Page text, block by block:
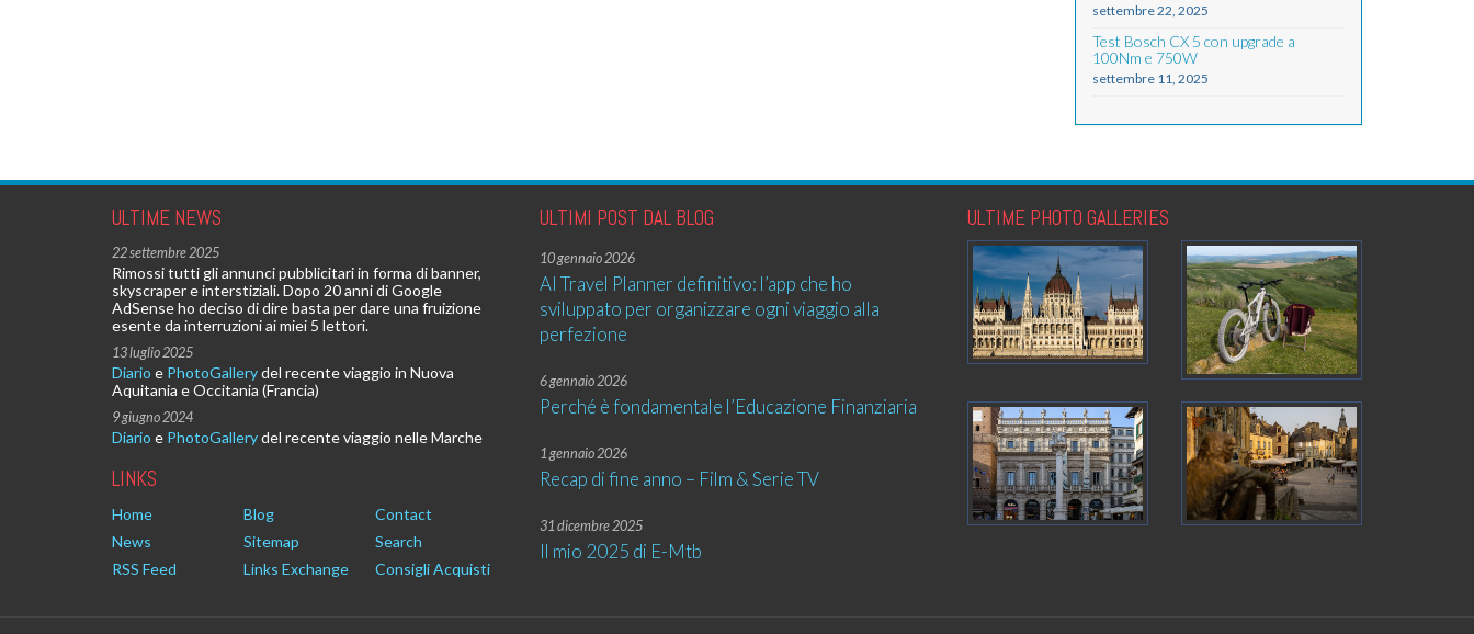
settembre 22, 2025
Test Bosch CX 5 con upgrade a
100Nm e 750W
settembre 11, 2025
ULTIME NEWS
22 settembre 2025
Rimossi tutti gli annunci pubblicitari in forma di banner,
skyscraper e interstiziali. Dopo 20 anni di Google
AdSense ho deciso di dire basta per dare una fruizione
esente da interruzioni ai miei 5 lettori.
13 luglio 2025
Diario e PhotoGallerydel recente viaggio in Nuova
Aquitania e Occitania (Francia)
9 giugno 2024
Diario e PhotoGallerydel recente viaggio nelle Marche
LINKS
Home Blog
Contact
News
Sitemap
Search
RSS Feed
Links Exchange Consigli Acquisti
ULTIMI POST DAL BLOG
10 gennaio 2026
AI Travel Planner definitivo: l’app che ho
sviluppato per organizzare ogni viaggio alla
perfezione
6 gennaio 2026
Perché è fondamentale l’Educazione Finanziaria
1 gennaio 2026
Recap di fine anno – Film & Serie TV
31 dicembre 2025
Il mio 2025 di E-Mtb
ULTIME PHOTO GALLERIES